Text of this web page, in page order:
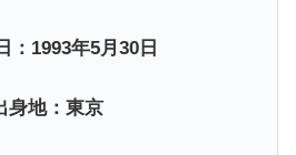
：1993年5月30日
身地：東京